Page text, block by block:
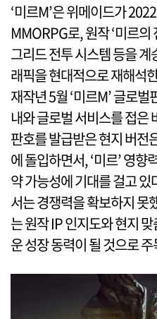
‘미르M’은 위메이드가
MMORPG로, 원작 ‘미르의
그리드 전투 시스템 등을
래픽을 현대적으로 재해석
재작년 5월 ‘미르M’ 글로
내와 글로벌 서비스를 접은
판호를 발급받은 현지 버전
에 돌입하면서, ‘미르’ 영
약 가능성에 기대를 걸고
서는 경쟁력을 확보하지 못
는 원작 IP 인지도와 현지
운 성장 동력이 될 것으로